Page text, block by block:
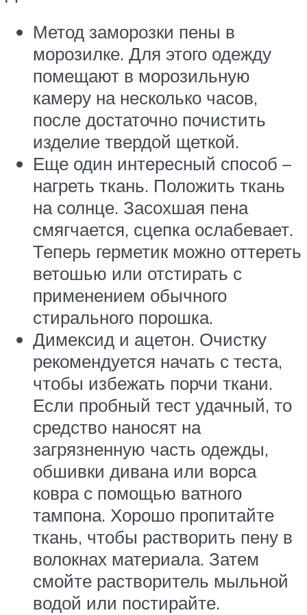
Метод заморозки пены в
морозилке. Для этого одежду
помещают в морозильную
камеру на несколько часов,
после достаточно почистить
изделие твердой щеткой.
Еще один интересный способ –
нагреть ткань. Положить ткань
на солнце. Засохшая пена
смягчается, сцепка ослабевает.
Теперь герметик можно оттереть
ветошью или отстирать с
применением обычного
стирального порошка.
Димексид и ацетон. Очистку
рекомендуется начать с теста,
чтобы избежать порчи ткани.
Если пробный тест удачный, то
средство наносят на
загрязненную часть одежды,
обшивки дивана или ворса
ковра с помощью ватного
тампона. Хорошо пропитайте
ткань, чтобы растворить пену в
волокнах материала. Затем
смойте растворитель мыльной
водой или постирайте.